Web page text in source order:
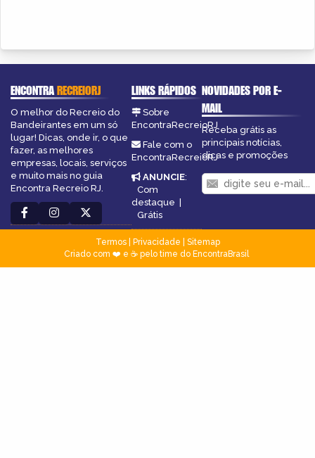
ENCONTRARECREIORJ
O melhor do Recreio do
Bandeirantes em um só
lugar! Dicas, onde ir, o que
fazer, as melhores
empresas, locais, serviços
e muito mais no guia
Encontra Recreio RJ.
LINKS RÁPIDOS
Sobre
EncontraRecreioRJ
Fale com o
EncontraRecreioRJ
ANUNCIE:
Com
destaque |
Grátis
NOVIDADES POR E-
MAIL
Receba grátis as
principais notícias,
dicas e promoções
Termos| Privacidade
Sitemap
Criado com ❤️ e ☕ pelo time do EncontraBrasil